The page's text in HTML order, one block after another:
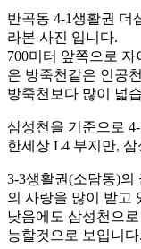
반곡동 4-1생활권 더
라본 사진 입니다.
700미터 앞쪽으로
은 방죽천같은 인공
방죽천보다 많이 넓
삼성천을 기준으로
한세상 L4 부지만,
3-3생활권(소담동)의
의 사랑을 많이 받고
낮음에도 삼성천으
능할것으로 보입니다.